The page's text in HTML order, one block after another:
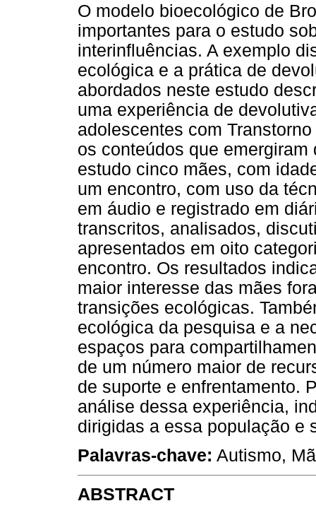
O modelo bioecológico de
importantes para o estudo
interinfluências. A exemplo
ecológica e a prática de
abordados neste estudo
uma experiência de
adolescentes com
os conteúdos que
estudo cinco mães, com
um encontro, com uso da
em áudio e registrado em
transcritos, analisados,
apresentados em oito
encontro. Os resultados
maior interesse das mães
transições ecológicas.
ecológica da pesquisa e a
espaços para
de um número maior de
de suporte e enfrentamento.
análise dessa experiência,
dirigidas a essa população e
Palavras-chave: Autismo,
ABSTRACT